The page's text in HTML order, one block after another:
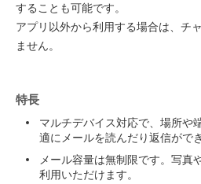
することも可能です。
アプリ以外から利用する場合は、チ
ません。
特長
マルチデバイス対応で、場所や
適にメールを読んだり返信がで
メール容量は無制限です。写真
利用いただけます。